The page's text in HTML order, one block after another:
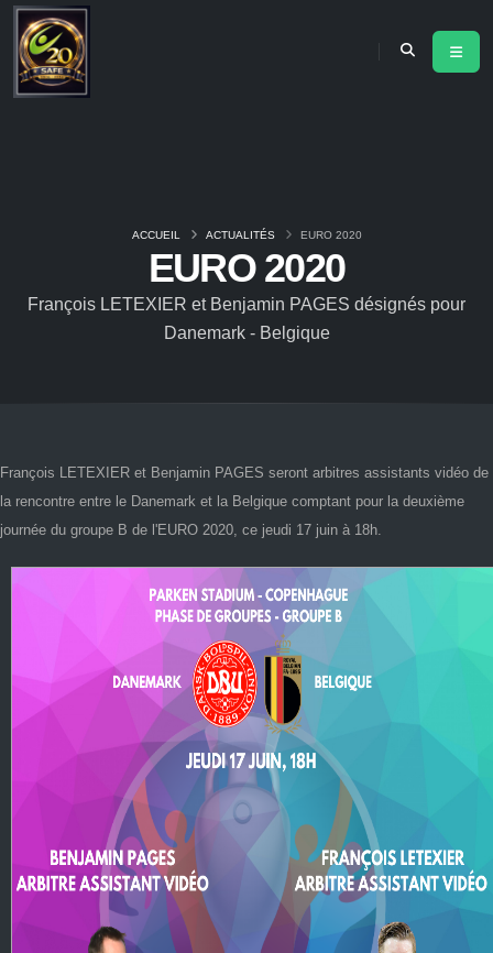
EURO 2020
François LETEXIER et Benjamin PAGES désignés pour
Danemark - Belgique
ACCUEIL ACTUALITÉS EURO 2020
François LETEXIER et Benjamin PAGES seront arbitres assistants vidéo de
la rencontre entre le Danemark et la Belgique comptant pour la deuxième
journée du groupe B de l'EURO 2020, ce jeudi 17 juin à 18h.